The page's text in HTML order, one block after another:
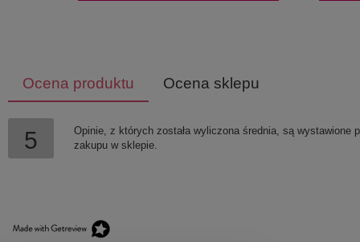
Ocena produktu Ocena sklepu
5
Opinie, z których została wyliczona średnia, są wystawione
zakupu w sklepie.